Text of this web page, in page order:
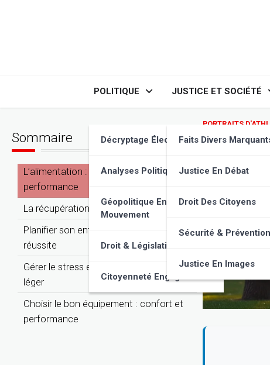
POLITIQUE
Décryptage Élections
Analyses Politiques
Géopolitique En
Mouvement
Droit & Législation
Citoyenneté Engagée
JUSTICE ET SOCIÉTÉ
Faits Divers
Justice En Débat
Droit Des Citoyens
Sécurité & Prévention
Justice En Images
PORTRAITS
Sommaire
L’alimentation : carburant de la
performance
La récupération : l’atout indispensable
Planifier son entraînement : la clé de la
réussite
Gérer le stress et le mental : courir l’esprit
léger
Choisir le bon équipement : confort et
performance